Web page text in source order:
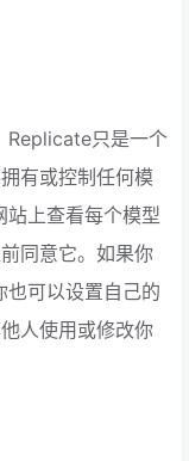
Replicate只是一个
有或控制任何模
上查看每个模型
同意它。如果你
也可以设置自己的
人使用或修改你